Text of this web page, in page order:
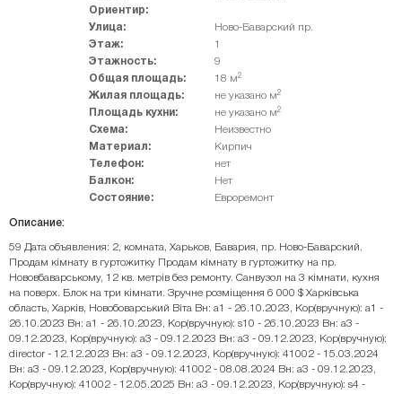
Ориентир:
Улица:
Ново-Баварский пр.
Этаж:
1
Этажность:
9
Общая площадь:
18 м2
Жилая площадь: не указано м2
Площадь кухни: не указано м2
Схема:
Неизвестно
Материал:
Кирпич
Телефон:
нет
Балкон:
Нет
Состояние:
Евроремонт
Описание:
59 Дата объявления: 2, комната, Харьков, Бавария, пр. Ново-Баварский.
Продам кімнату в гуртожитку Продам кімнату в гуртожитку на пр.
Нововбаварському, 12 кв. метрів без ремонту. Санвузол на 3 кімнати, кухня
на поверх. Блок на три кімнати. Зручне розміщення 6 000 $ Харківська
область, Харків, Новобоварський Віта Вн: a1 - 26.10.2023, Кор(вручную): a1 -
26.10.2023 Вн: a1 - 26.10.2023, Кор(вручную): s10 - 26.10.2023 Вн: a3 -
09.12.2023, Кор(вручную): a3 - 09.12.2023 Вн: a3 - 09.12.2023, Кор(вручную):
director - 12.12.2023 Вн: a3 - 09.12.2023, Кор(вручную): 41002 - 15.03.2024
Вн: a3 - 09.12.2023, Кор(вручную): 41002 - 08.08.2024 Вн: a3 - 09.12.2023,
Кор(вручную): 41002 - 12.05.2025 Вн: a3 - 09.12.2023, Кор(вручную): s4 -